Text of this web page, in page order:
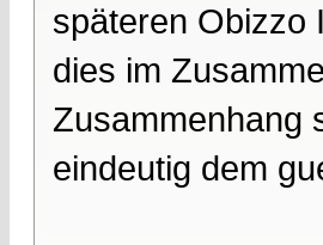
späteren Obizzo
dies im
Zusammenhang
eindeutig dem